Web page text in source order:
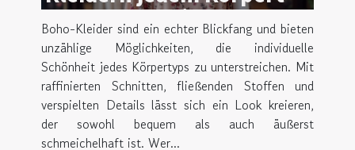
schmeichelt
Boho-Kleider sind ein echter Blickfang und bieten
unzählige Möglichkeiten, die individuelle
Schönheit jedes Körpertyps zu unterstreichen. Mit
raffinierten Schnitten, fließenden Stoffen und
verspielten Details lässt sich ein Look kreieren,
der sowohl bequem als auch äußerst
schmeichelhaft ist. Wer...